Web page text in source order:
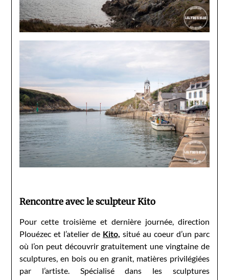
Rencontre avec le sculpteur Kito
Pour cette troisième et dernière journée, direction
Plouézec et l’atelier de Kito, situé au coeur d’un parc
où l’on peut découvrir gratuitement une vingtaine de
sculptures, en bois ou en granit, matières privilégiées
par l’artiste. Spécialisé dans les sculptures